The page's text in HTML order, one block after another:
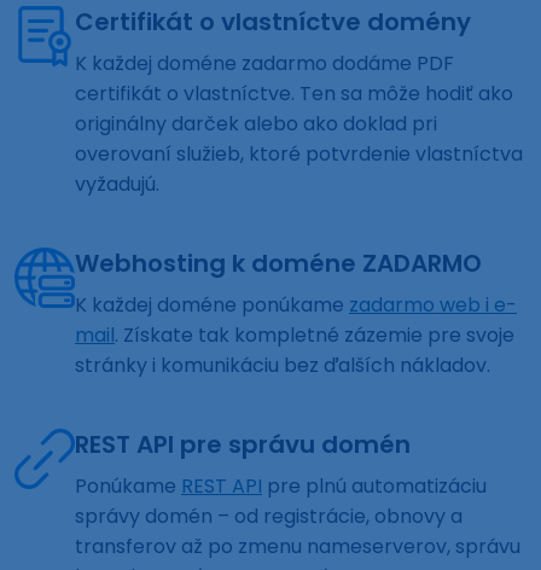
Certifikát o vlastníctve domény
K každej doméne zadarmo dodáme PDF
certifikát o vlastníctve. Ten sa môže hodiť ako
originálny darček alebo ako doklad pri
overovaní služieb, ktoré potvrdenie vlastníctva
vyžadujú.
Webhosting k doméne ZADARMO
K každej doméne ponúkame zadarmo web i e-
mail. Získate tak kompletné zázemie pre svoje
stránky i komunikáciu bez ďalších nákladov.
REST API pre správu domén
Ponúkame REST API pre plnú automatizáciu
správy domén – od registrácie, obnovy a
transferov až po zmenu nameserverov, správu